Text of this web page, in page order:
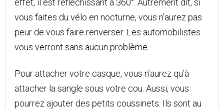
effet, il est réfléchissant à 360°. Autrement dit, si
vous faites du vélo en nocturne, vous n’aurez pas
peur de vous faire renverser. Les automobilistes
vous verront sans aucun problème.
Pour attacher votre casque, vous n’aurez qu’à
attacher la sangle sous votre cou. Aussi, vous
pourrez ajouter des petits coussinets. Ils sont au